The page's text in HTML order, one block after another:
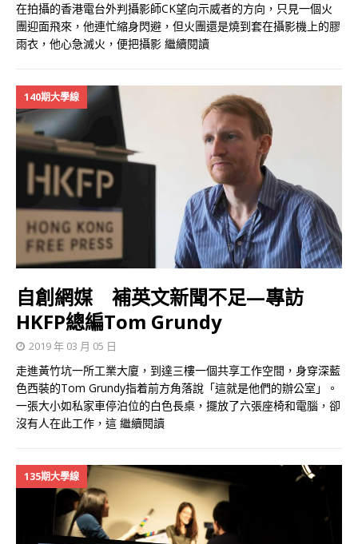
在拍攝的香港電台外判攝影師CK望向示威者的方向，只見一個火
團迎面飛來，他連忙縮身閃避，但火團還是燒到套在攝影機上的膠
雨衣，他心急滅火，便把攝影 繼續閱讀
140期大學線
自創網媒 補英文新聞不足—專訪
HKFP總編Tom Grundy
2019 年 03 月 05 日
走進黃竹坑一所工業大廈，到達三樓一個共享工作空間，身穿深藍
色西裝的Tom Grundy指着前方角落說「這就是他們的辦公室」。
一張大小如私家車停泊位的白色長桌，擺放了六張座椅和電腦，卻
沒有人在此工作，這 繼續閱讀
135期大學線